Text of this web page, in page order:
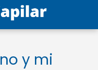
y mi